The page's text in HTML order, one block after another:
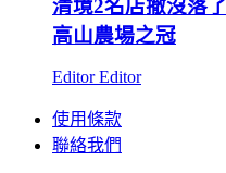
清境2名店撤沒落
高山農場之冠
Editor Editor
使用條款
聯絡我們